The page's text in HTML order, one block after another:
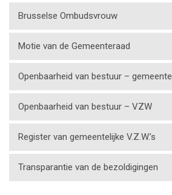
Brusselse Ombudsvrouw
Motie van de Gemeenteraad
Openbaarheid van bestuur – gemeente
Openbaarheid van bestuur – VZW
Register van gemeentelijke V.Z.W.’s
Transparantie van de bezoldigingen